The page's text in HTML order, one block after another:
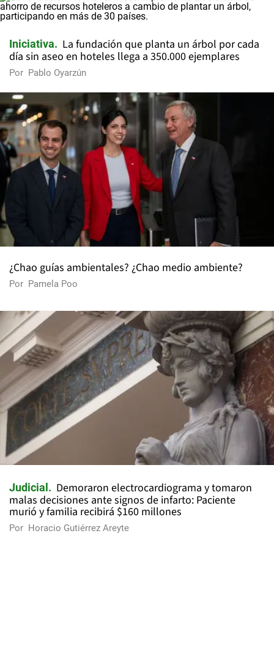
Iniciativa
La fundación que planta un árbol por cada
día sin aseo en hoteles llega a 350.000 ejemplares
Por Pablo Oyarzún
¿Chao guías ambientales? ¿Chao medio ambiente?
Por Pamela Poo
Judicial
Demoraron electrocardiograma y tomaron
malas decisiones ante signos de infarto: Paciente
murió y familia recibirá $160 millones
Por Horacio Gutiérrez Areyte